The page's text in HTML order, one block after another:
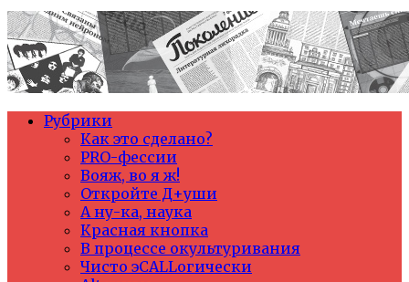
Рубрики
Как это сделано?
PRO-фессии
Вояж, во я ж!
Откройте Д+уши
А ну-ка, наука
Красная кнопка
В процессе окультуривания
Чисто эCALLогически